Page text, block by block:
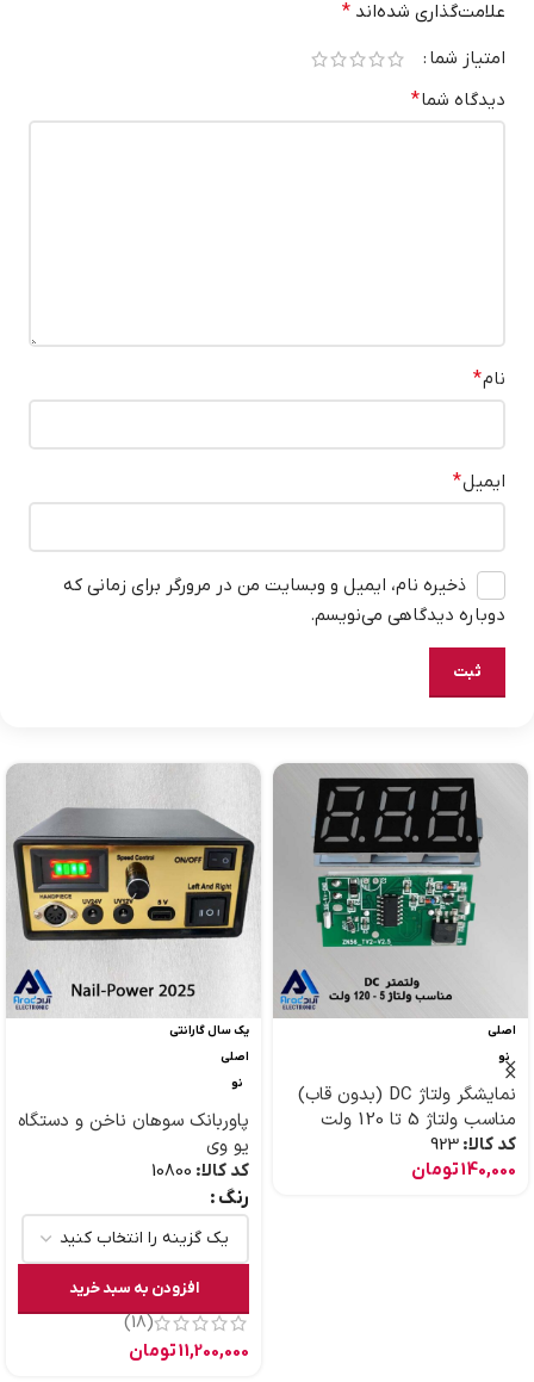
علامت‌گذاری شده‌اند *
امتیاز شما
دیدگاه شما*
نام*
ایمیل*
ذخیره نام، ایمیل و وبسایت من در مرورگر برای زمانی که
دوباره دیدگاهی می‌نویسم.
اصلی
نو
نمایشگر ولتاژ DC (بدون قاب)
مناسب ولتاژ 5 تا 120 ولت
کد کالا: 923
140,000تومان
یک سال گارانتی
اصلی
نو
پاوربانک سوهان ناخن و دستگاه
یو وی
کد کالا: 10800
رنگ
افزودن به سبد خرید
(18)
11,200,000تومان